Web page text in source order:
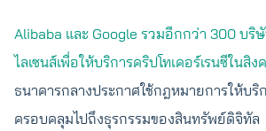
Alibaba และ Google รวมอีกกว่า 300 บริ
ไลเซนส์เพื่อให้บริการคริปโทเคอร์เรนซีในสิง
ธนาคารกลางประกาศใช้กฎหมายการให้บริ
ครอบคลุมไปถึงธุรกรรมของสินทรัพย์ดิจิทัล